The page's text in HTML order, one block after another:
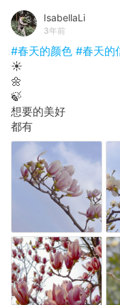
IsabellaLi
3年前
#春天的颜色 #春天的
☀️
🌼
🍃
想要的美好
都有